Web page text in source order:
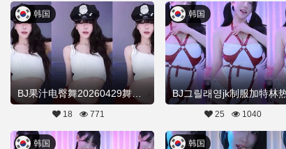
BJ果汁电臀舞20260429舞蹈剪辑
韩国
18 771
韩国
25 1040
韩国 韩国